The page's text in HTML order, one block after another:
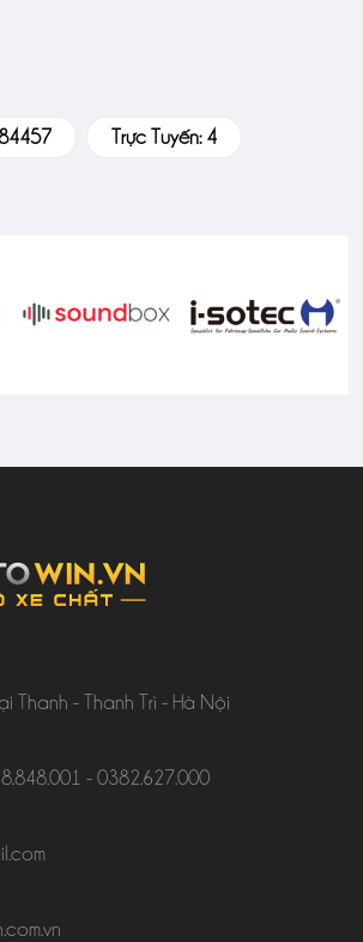
Trực Tuyến: 4
Thanh - Thanh Trì - Hà Nội
- 0382.627.000